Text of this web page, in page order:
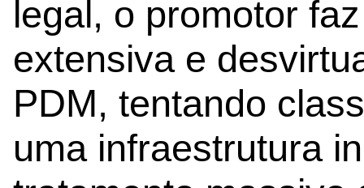
legal, o promotor
extensiva e
PDM, tentando
uma infraestrutura